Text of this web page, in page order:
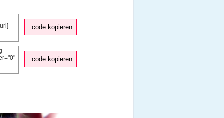
code kopieren
code kopieren